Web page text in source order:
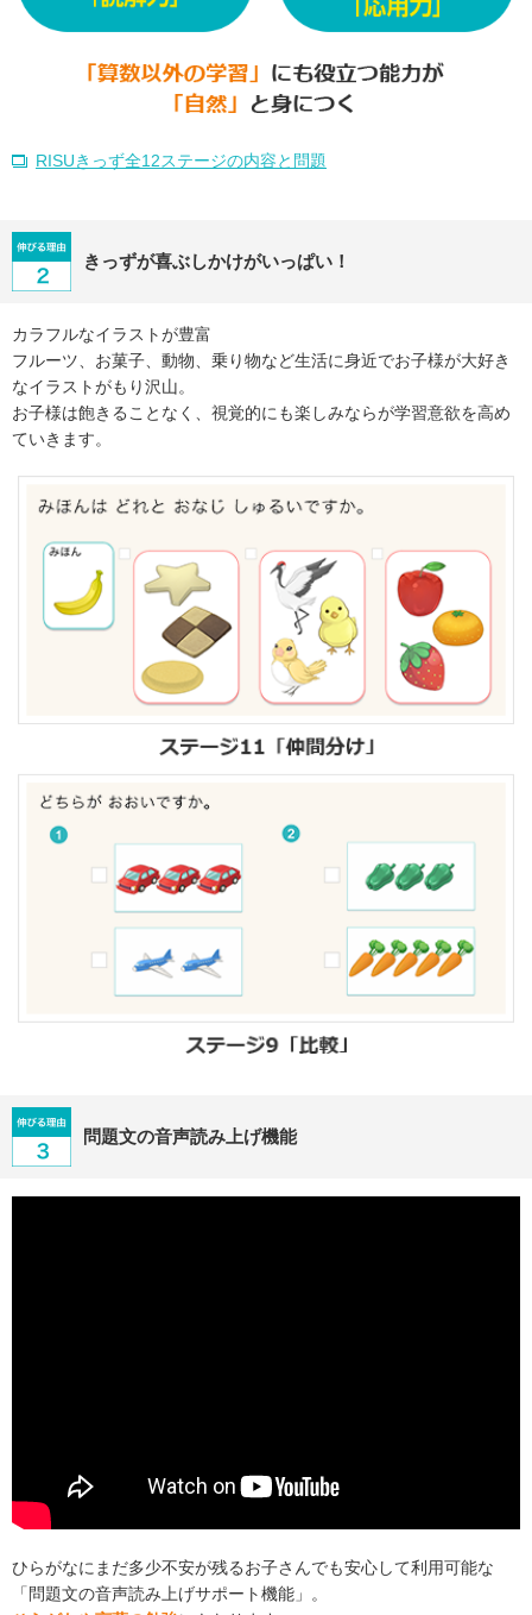
RISUきっず全12ステージの内容と問題
きっずが喜ぶしかけがいっぱい！
カラフルなイラストが豊富
フルーツ、お菓子、動物、乗り物など生活に身近でお子様が大好き
なイラストがもり沢山。
お子様は飽きることなく、視覚的にも楽しみならが学習意欲を高め
ていきます。
問題文の音声読み上げ機能
ひらがなにまだ多少不安が残るお子さんでも安心して利用可能な
「問題文の音声読み上げサポート機能」。